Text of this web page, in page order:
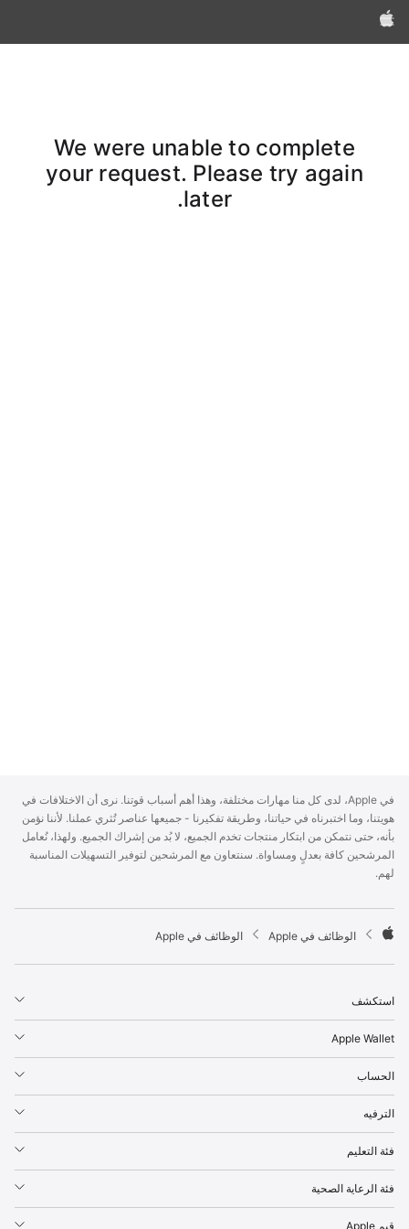
Apple‏
We were unable to complete
your request. Please try again
later.
p
p
l
e
F
o
t
r
في Apple، لدى كل منا مهارات مختلفة، وهذا أهم أسباب قوتنا. نرى أن الاختلافات في
هويتنا، وما اختبرناه في حياتنا، وطريقة تفكيرنا - جميعها عناصر تُثري عملنا. لأننا نؤمن
بأنه، حتى نتمكن من ابتكار منتجات تخدم الجميع، لا بُد من إشراك الجميع. ولهذا، نُعامل
المرشحين كافة بعدلٍ ومساواة. سنتعاون مع المرشحين لتوفير التسهيلات المناسبة
لهم.

p
l
e
الوظائف في Apple الوظائف في Apple
استكشف
Apple Wallet
الحساب
الترفيه
فئة التعليم
فئة الرعاية الصحية
قيم Apple